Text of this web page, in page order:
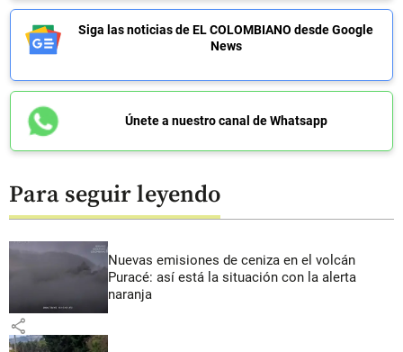
Siga las noticias de EL COLOMBIANO desde Google
News
Únete a nuestro canal de Whatsapp
Para seguir leyendo
Nuevas emisiones de ceniza en el volcán
Puracé: así está la situación con la alerta
naranja
share